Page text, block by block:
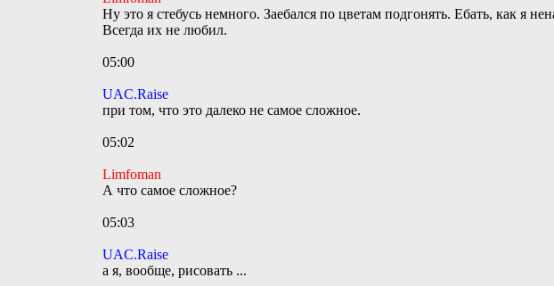
Ну это я стебусь немного. Заебался по цветам подгонять. Ебать, как я
Всегда их не любил.
05:00
UAC.Raise
при том, что это далеко не самое сложное.
05:02
Limfoman
А что самое сложное?
05:03
UAC.Raise
а я, вообще, рисовать ...